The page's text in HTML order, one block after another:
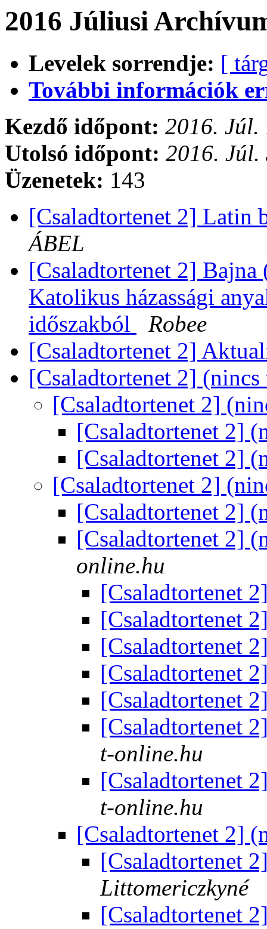
2016 Júliusi
Levelek sorrendje: [
További információk
Kezdő időpont: 2016. Júl.
Utolsó időpont: 2016. Júl.
Üzenetek: 143
[Csaladtortenet 2] Latin
ÁBEL
[Csaladtortenet 2]
Katolikus házassági
időszakból
Robee
[Csaladtortenet 2]
[Csaladtortenet 2]
[Csaladtortenet 2]
[Csaladtortenet 2]
[Csaladtortenet 2]
[Csaladtortenet 2]
[Csaladtortenet 2]
[Csaladtortenet 2]
online.hu
[Csaladtortenet
[Csaladtortenet
[Csaladtortenet
[Csaladtortenet
[Csaladtortenet
[Csaladtortenet
t-online.hu
[Csaladtortenet
t-online.hu
[Csaladtortenet 2]
[Csaladtortenet
Littomericzkyné
[Csaladtortenet